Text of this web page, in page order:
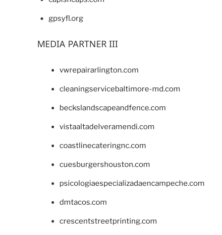
gpsyfl.org
MEDIA PARTNER III
vwrepairarlington.com
cleaningservicebaltimore-md.com
beckslandscapeandfence.com
vistaaltadelveramendi.com
coastlinecateringnc.com
cuesburgershouston.com
psicologiaespecializadaencampeche.com
dmtacos.com
crescentstreetprinting.com